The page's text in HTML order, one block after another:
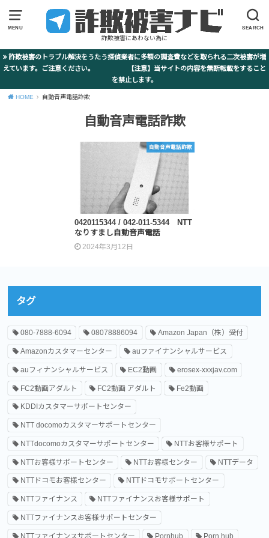
MENU SEARCH
詐欺被害にあわない為に
詐欺被害のトラブル解決をうたう探偵業者に多額の調査費などを取られる二次被害が増
えています。ご注意ください。 【注意】当サイトの内容を無断転載をすること
を禁止します。
HOME 自動音声電話詐欺
自動音声電話詐欺
自動音声電話詐欺
0420115344 / 042-011-5344 NTT
なりすまし自動音声電話
2024年3月12日
タグ
080-7888-6094 08078886094 Amazon Japan（株）受付
Amazonカスタマーセンター auファイナンシャルサービス
auフィナンシャルサービス EC2動画 erosex-xxxjav.com
FC2動画アダルト FC2動画 アダルト Fe2動画
KDDIカスタマーサポートセンター
NTT docomoカスタマーサポートセンター
NTTdocomoカスタマーサポートセンター NTTお客様サポート
NTTお客様サポートセンター NTTお客様センター NTTデータ
NTTドコモお客様センター NTTドコモサポートセンター
NTTファイナンス NTTファイナンスお客様サポート
NTTファイナンスお客様サポートセンター
NTTファイナンスサポートセンター Pornhub Porn hub